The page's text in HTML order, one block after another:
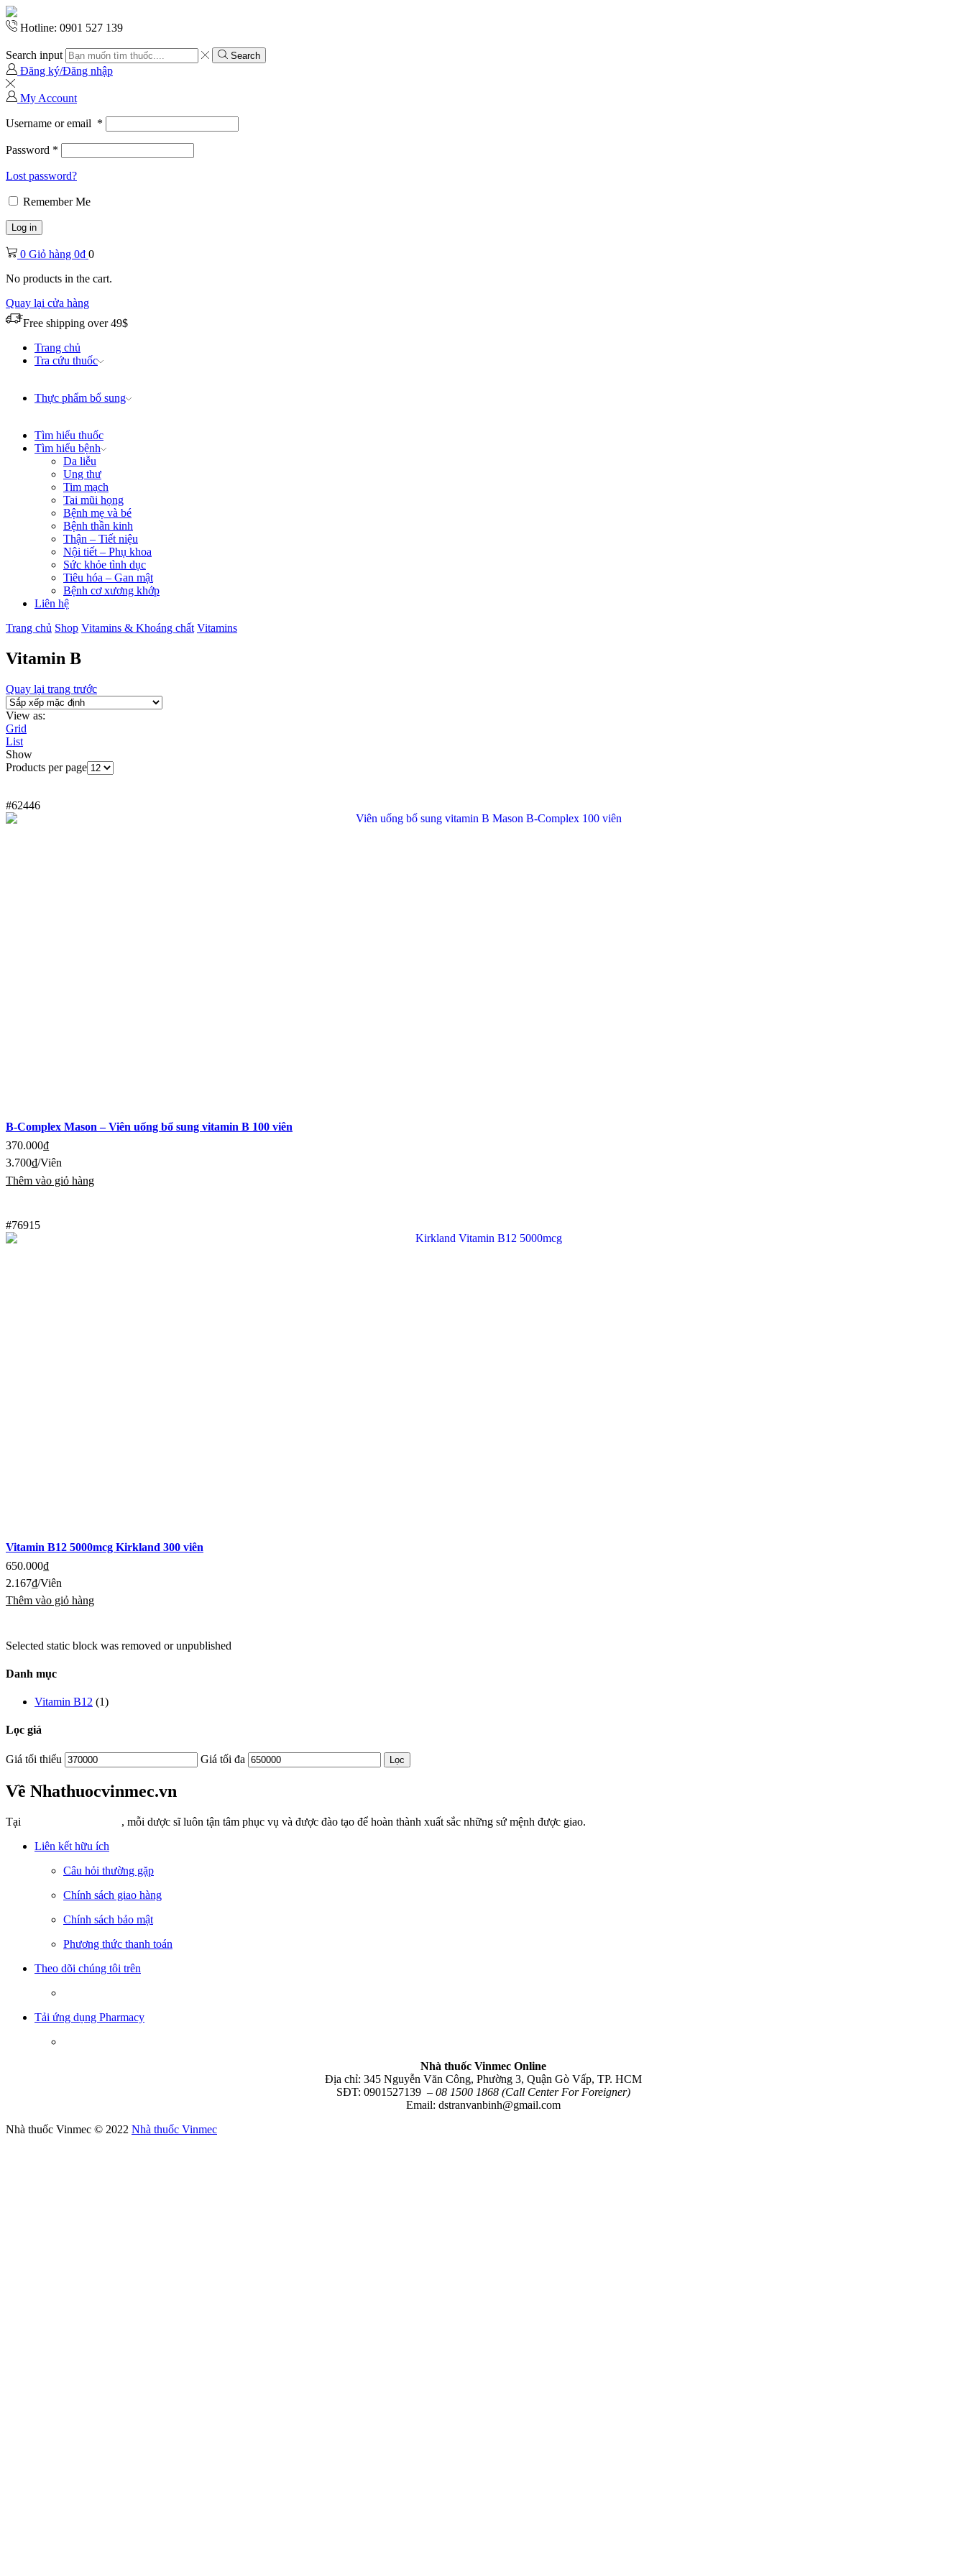
Hotline: 0901 527 139
Search input Search
Đăng ký/Đăng nhập
My Account
Username or email *
Password *
Lost password?
Remember Me
Log in
0 Giỏ hàng 0₫ 0
No products in the cart.
Quay lại cửa hàng
Free shipping over 49$
Trang chủ
Tra cứu thuốc
Thực phẩm bổ sung
Tìm hiểu thuốc
Tìm hiểu bệnh
Da liễu
Ung thư
Tim mạch
Tai mũi họng
Bệnh mẹ và bé
Bệnh thần kinh
Thận – Tiết niệu
Nội tiết – Phụ khoa
Sức khỏe tình dục
Tiêu hóa – Gan mật
Bệnh cơ xương khớp
Liên hệ
Trang chủ Shop Vitamins & Khoáng chất Vitamins
Vitamin B
Quay lại trang trước
View as:
Grid
List
Show
Products per page
#62446
B-Complex Mason – Viên uống bổ sung vitamin B 100 viên
370.000₫
3.700₫/Viên
Thêm vào giỏ hàng
#76915
Vitamin B12 5000mcg Kirkland 300 viên
650.000₫
2.167₫/Viên
Thêm vào giỏ hàng
Selected static block was removed or unpublished
Danh mục
Vitamin B12 (1)
Lọc giá
Giá tối thiểu Giá tối đa Lọc
Về Nhathuocvinmec.vn
Tại
, mỗi dược sĩ luôn tận tâm phục vụ và được đào tạo để hoàn thành xuất sắc những sứ mệnh được giao.
Liên kết hữu ích
Câu hỏi thường gặp
Chính sách giao hàng
Chính sách bảo mật
Phương thức thanh toán
Theo dõi chúng tôi trên
Tải ứng dụng Pharmacy
Nhà thuốc Vinmec Online
Địa chỉ: 345 Nguyễn Văn Công, Phường 3, Quận Gò Vấp, TP. HCM
SĐT: 0901527139 – 08 1500 1868 (Call Center For Foreigner)
Email: dstranvanbinh@gmail.com
Nhà thuốc Vinmec © 2022 Nhà thuốc Vinmec